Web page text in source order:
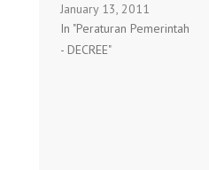
Tentang Ketentuan
Penerbitan Surat
Keterangan Asal
January 13, 2011
In "Peraturan Pemerintah
- DECREE"